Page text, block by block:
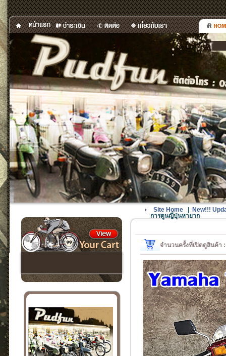
Site Home|
New!!!
การตูน​ญี่ปุ่น​หายาก
จำนวนครั้งที่เปิดดูสินค้า